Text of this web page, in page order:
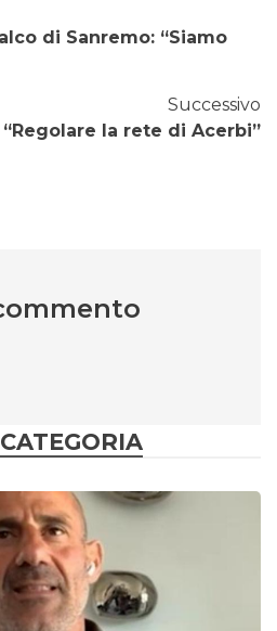
di Sanremo: “Siamo
Successivo
la rete di Acerbi”